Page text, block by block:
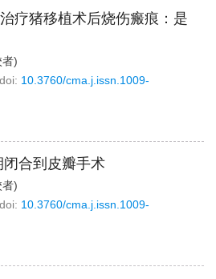
疗猪移植术后烧伤瘢痕：是
)
doi: 10.3760/cma.j.issn.1009-
闭合到皮瓣手术
)
doi: 10.3760/cma.j.issn.1009-